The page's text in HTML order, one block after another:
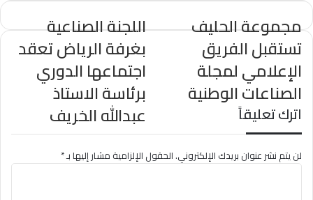
مجموعة الحليف
تستقبل الفريق
الإعلامي لمجلة
الصناعات الوطنية
اللجنة الصناعية
بغرفة الرياض تعقد
اجتماعها الدوري
برئاسة الاستاذ
عبدالله الخريف اترك تعليقاً
لن يتم نشر عنوان بريدك الإلكتروني.الحقول الإلزامية مشار إليها بـ*
ا